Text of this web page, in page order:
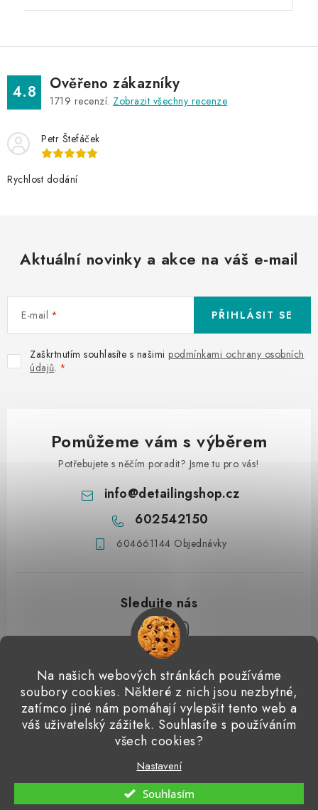
Na našich webových stránkách používáme
soubory cookies. Některé z nich jsou nezbytné,
zatímco jiné nám pomáhají vylepšit tento web a
váš uživatelský zážitek. Souhlasíte s používáním
všech cookies?
Nastavení
Souhlasím
4.8 Ověřeno zákazníky
1719 recenzí. Zobrazit všechny recenze
Petr Štefáček
Rychlost dodání
Aktuální novinky a akce na váš e-mail
E-mail
Zaškrtnutím souhlasíte s našimi podmínkami ochrany osobních
údajů.
PŘIHLÁSIT SE
Pomůžeme vám s výběrem
Potřebujete s něčím poradit? Jsme tu pro vás!
info@detailingshop.cz
602542150
604661144 Objednávky
Přijímáme online platby
Detailingclub Dodo Juice Gyeon Quartz ValetPRO
Microfiber Madness
Vytvořil Shoptet
Copyright 2026Detailingshop. Všechna práva vyhrazena.